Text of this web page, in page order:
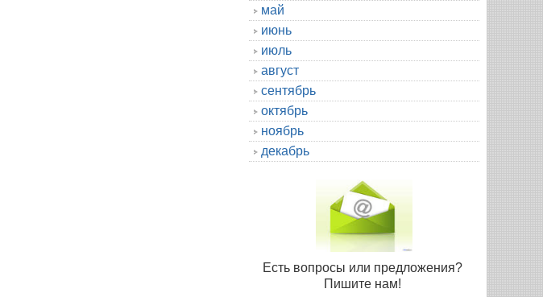
май
июнь
июль
август
сентябрь
октябрь
ноябрь
декабрь
Есть вопросы или предложения?
Пишите нам!